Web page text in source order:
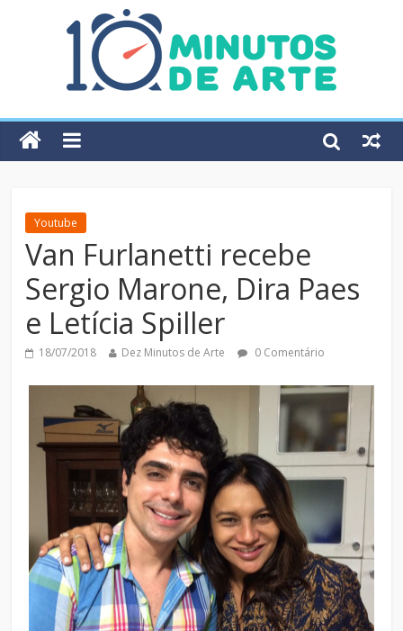
Youtube
Van Furlanetti recebe
Sergio Marone, Dira Paes
e Letícia Spiller
18/07/2018 Dez Minutos de Arte 0 Comentário